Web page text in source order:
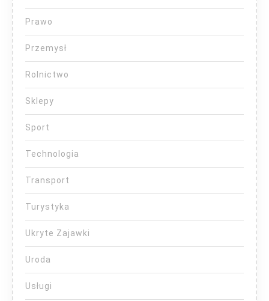
Prawo
Przemysł
Rolnictwo
Sklepy
Sport
Technologia
Transport
Turystyka
Ukryte Zajawki
Uroda
Usługi